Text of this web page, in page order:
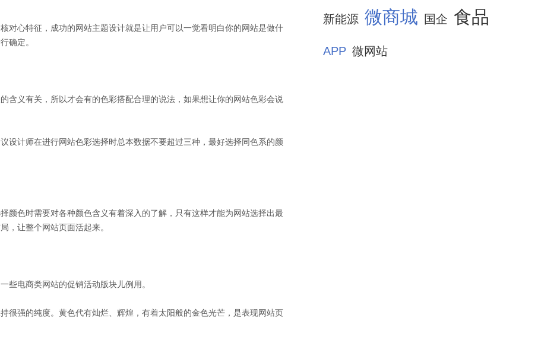
心特征，成功的网站主题设计就是让用户可以一觉看明白你的网站是做什
确定。
义有关，所以才会有的色彩搭配合理的说法，如果想让你的网站色彩会说
计师在进行网站色彩选择时总本数据不要超过三种，最好选择同色系的颜
色时需要对各种颜色含义有着深入的了解，只有这样才能为网站选择出最
，让整个网站页面活起来。
电商类网站的促销活动版块儿例用。
强的纯度。黄色代有灿烂、辉煌，有着太阳般的金色光芒，是表现网站页
新能源 微商城 国企 食品
APP 微网站